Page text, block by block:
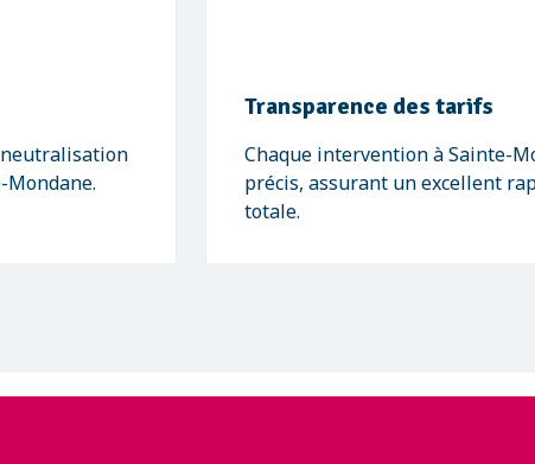
neutralisation
Transparence des tarifs
Chaque intervention à Sainte-
précis, assurant un excellent
totale.